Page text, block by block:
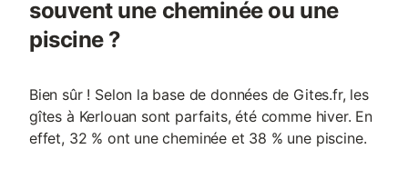
souvent une cheminée ou une
piscine ?
Bien sûr ! Selon la base de données de Gites.fr, les
gîtes à Kerlouan sont parfaits, été comme hiver. En
effet, 32 % ont une cheminée et 38 % une piscine.